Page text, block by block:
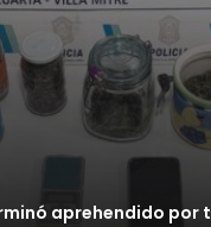
aprehendido por